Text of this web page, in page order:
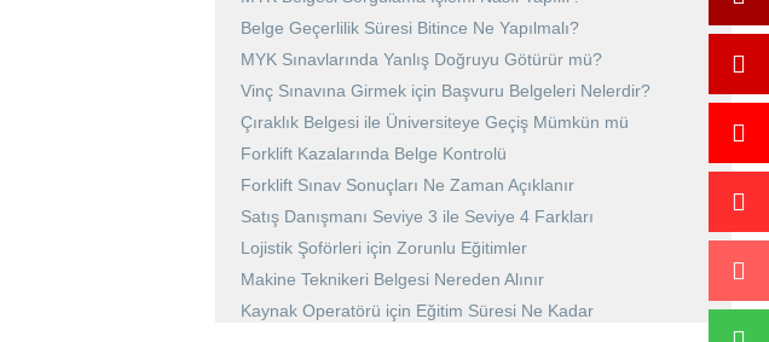
Belge Geçerlilik Süresi Bitince Ne Yapılmalı?
MYK Sınavlarında Yanlış Doğruyu Götürür mü?
Vinç Sınavına Girmek için Başvuru Belgeleri Nelerdir?
Çıraklık Belgesi ile Üniversiteye Geçiş Mümkün mü
Forklift Kazalarında Belge Kontrolü
Forklift Sınav Sonuçları Ne Zaman Açıklanır
Satış Danışmanı Seviye 3 ile Seviye 4 Farkları
Lojistik Şoförleri için Zorunlu Eğitimler
Makine Teknikeri Belgesi Nereden Alınır
Kaynak Operatörü için Eğitim Süresi Ne Kadar